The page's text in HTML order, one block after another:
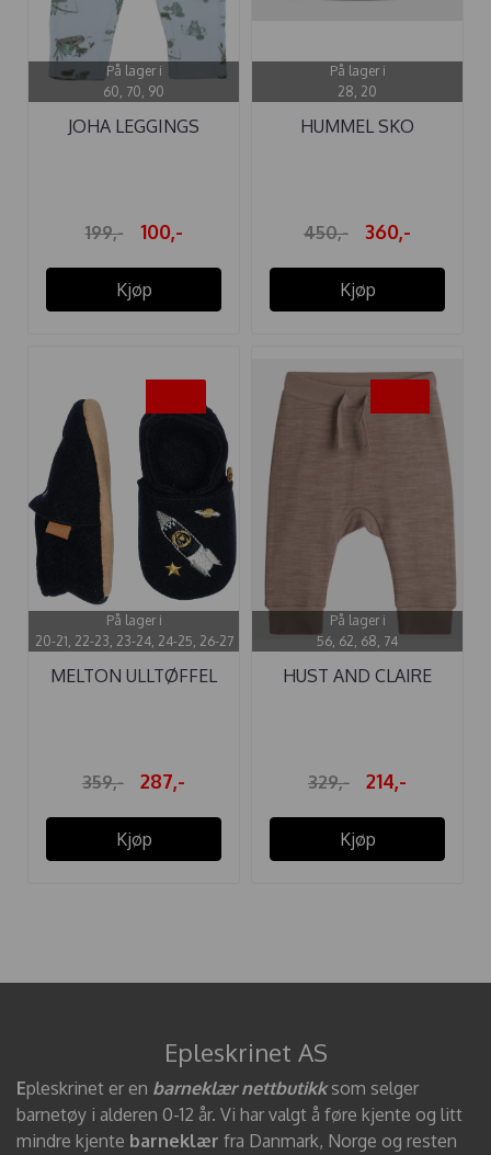
På lager i
60, 70, 90
JOHA LEGGINGS
199,- 100,-
Kjøp
På lager i
28, 20
HUMMEL SKO
450,- 360,-
Kjøp
På lager i
20-21, 22-23, 23-24, 24-25, 26-27
MELTON ULLTØFFEL
359,- 287,-
Kjøp
På lager i
56, 62, 68, 74
HUST AND CLAIRE
329,- 214,-
Kjøp
Epleskrinet AS
Epleskrinet er en barneklær nettbutikksom selger
barnetøy i alderen 0-12 år. Vi har valgt å føre kjente og litt
mindre kjente barneklær fra Danmark, Norge og resten